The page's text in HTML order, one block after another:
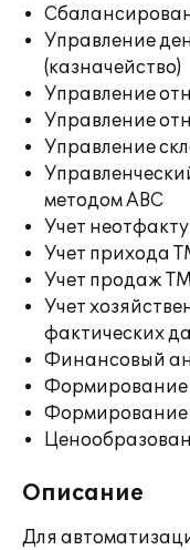
Управление
(казначейство)
Управление
Управление
Управление
методом ABC
Учет
Учет прихода
Учет продаж
Учет
фактических
Финансовый
Формирование
Формирование
Описание
Для